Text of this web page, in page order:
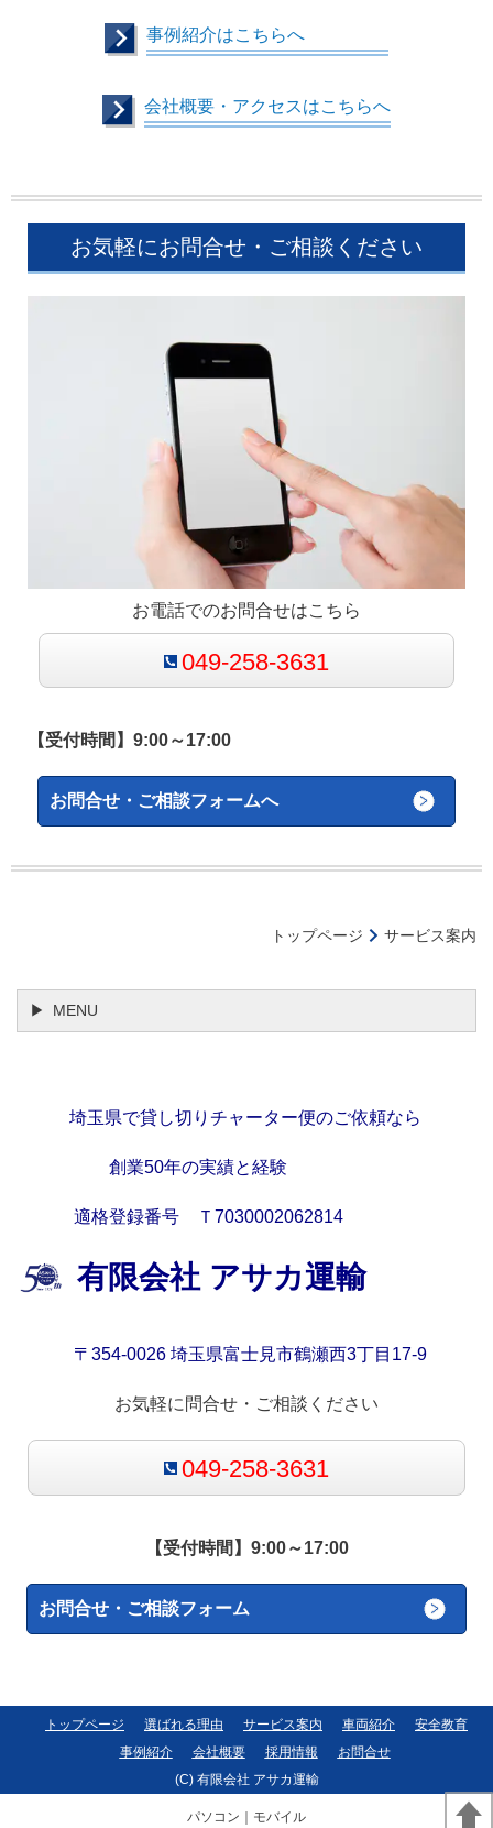
事例紹介はこちらへ
会社概要・アクセスはこちらへ
お気軽にお問合せ・ご相談ください
お電話でのお問合せはこちら
049-258-3631
【受付時間】9:00～17:00
お問合せ・ご相談フォームへ
トップページ サービス案内
MENU
埼玉県で貸し切りチャーター便のご依頼なら
創業50年の実績と経験
適格登録番号 Ｔ7030002062814
有限会社 アサカ運輸
〒354-0026 埼玉県富士見市鶴瀬西3丁目17-9
お気軽に問合せ・ご相談ください
049-258-3631
【受付時間】9:00～17:00
お問合せ・ご相談フォーム
(C) 有限会社 アサカ運輸
トップページ 選ばれる理由 サービス案内 車両紹介
安全教育
事例紹介
会社概要 採用情報 お問合せ
パソコン ｜モバイル